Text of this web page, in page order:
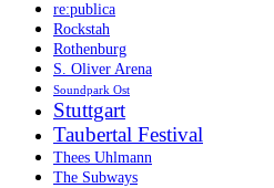
re:publica
Rockstah
Rothenburg
S. Oliver Arena
Soundpark Ost
Stuttgart
Taubertal Festival
Thees Uhlmann
The Subways